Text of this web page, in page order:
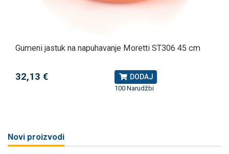
Gumeni jastuk na napuhavanje Moretti ST306 45 cm
32,13 € DODAJ
100 Narudžbi
Novi proizvodi